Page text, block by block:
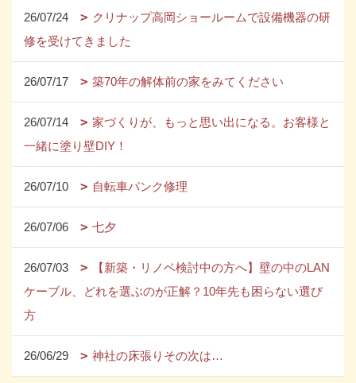
26/07/24
クリナップ高岡ショールームで設備機器の研
修を受けてきました
26/07/17 築70年の解体前の家をみてください
26/07/14
家づくりが、もっと思い出になる。お客様と
一緒に塗り壁DIY！
26/07/10 自転車パンク修理
26/07/06 七夕
26/07/03
【新築・リノベ検討中の方へ】壁の中のLAN
ケーブル、どれを選ぶのが正解？10年先も困らない選び
方
26/06/29 神社の床張りその次は…